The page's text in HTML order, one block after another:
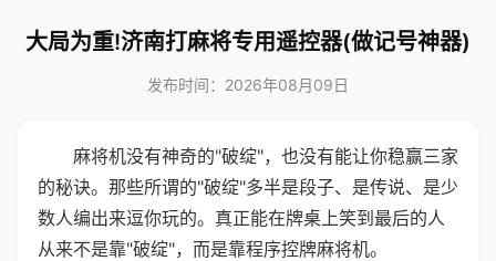
大局为重!济南打麻将专用遥控器(做记号神器)
发布时间：2026年08月09日
麻将机没有神奇的"破绽"，也没有能让你稳赢三家
的秘诀。那些所谓的"破绽"多半是段子、是传说、是少
数人编出来逗你玩的。真正能在牌桌上笑到最后的人
从来不是靠"破绽"，而是靠程序控牌麻将机。